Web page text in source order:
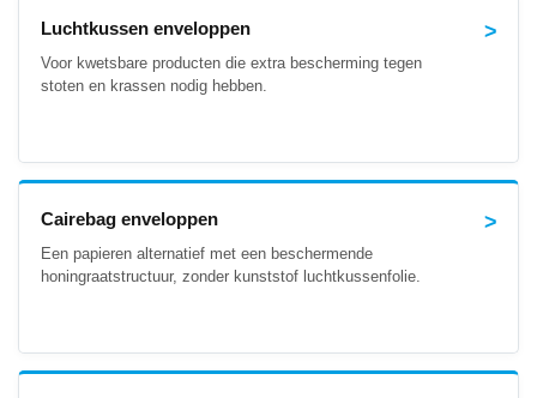
Luchtkussen enveloppen
Voor kwetsbare producten die extra bescherming tegen
stoten en krassen nodig hebben.
Cairebag enveloppen
Een papieren alternatief met een beschermende
honingraatstructuur, zonder kunststof luchtkussenfolie.